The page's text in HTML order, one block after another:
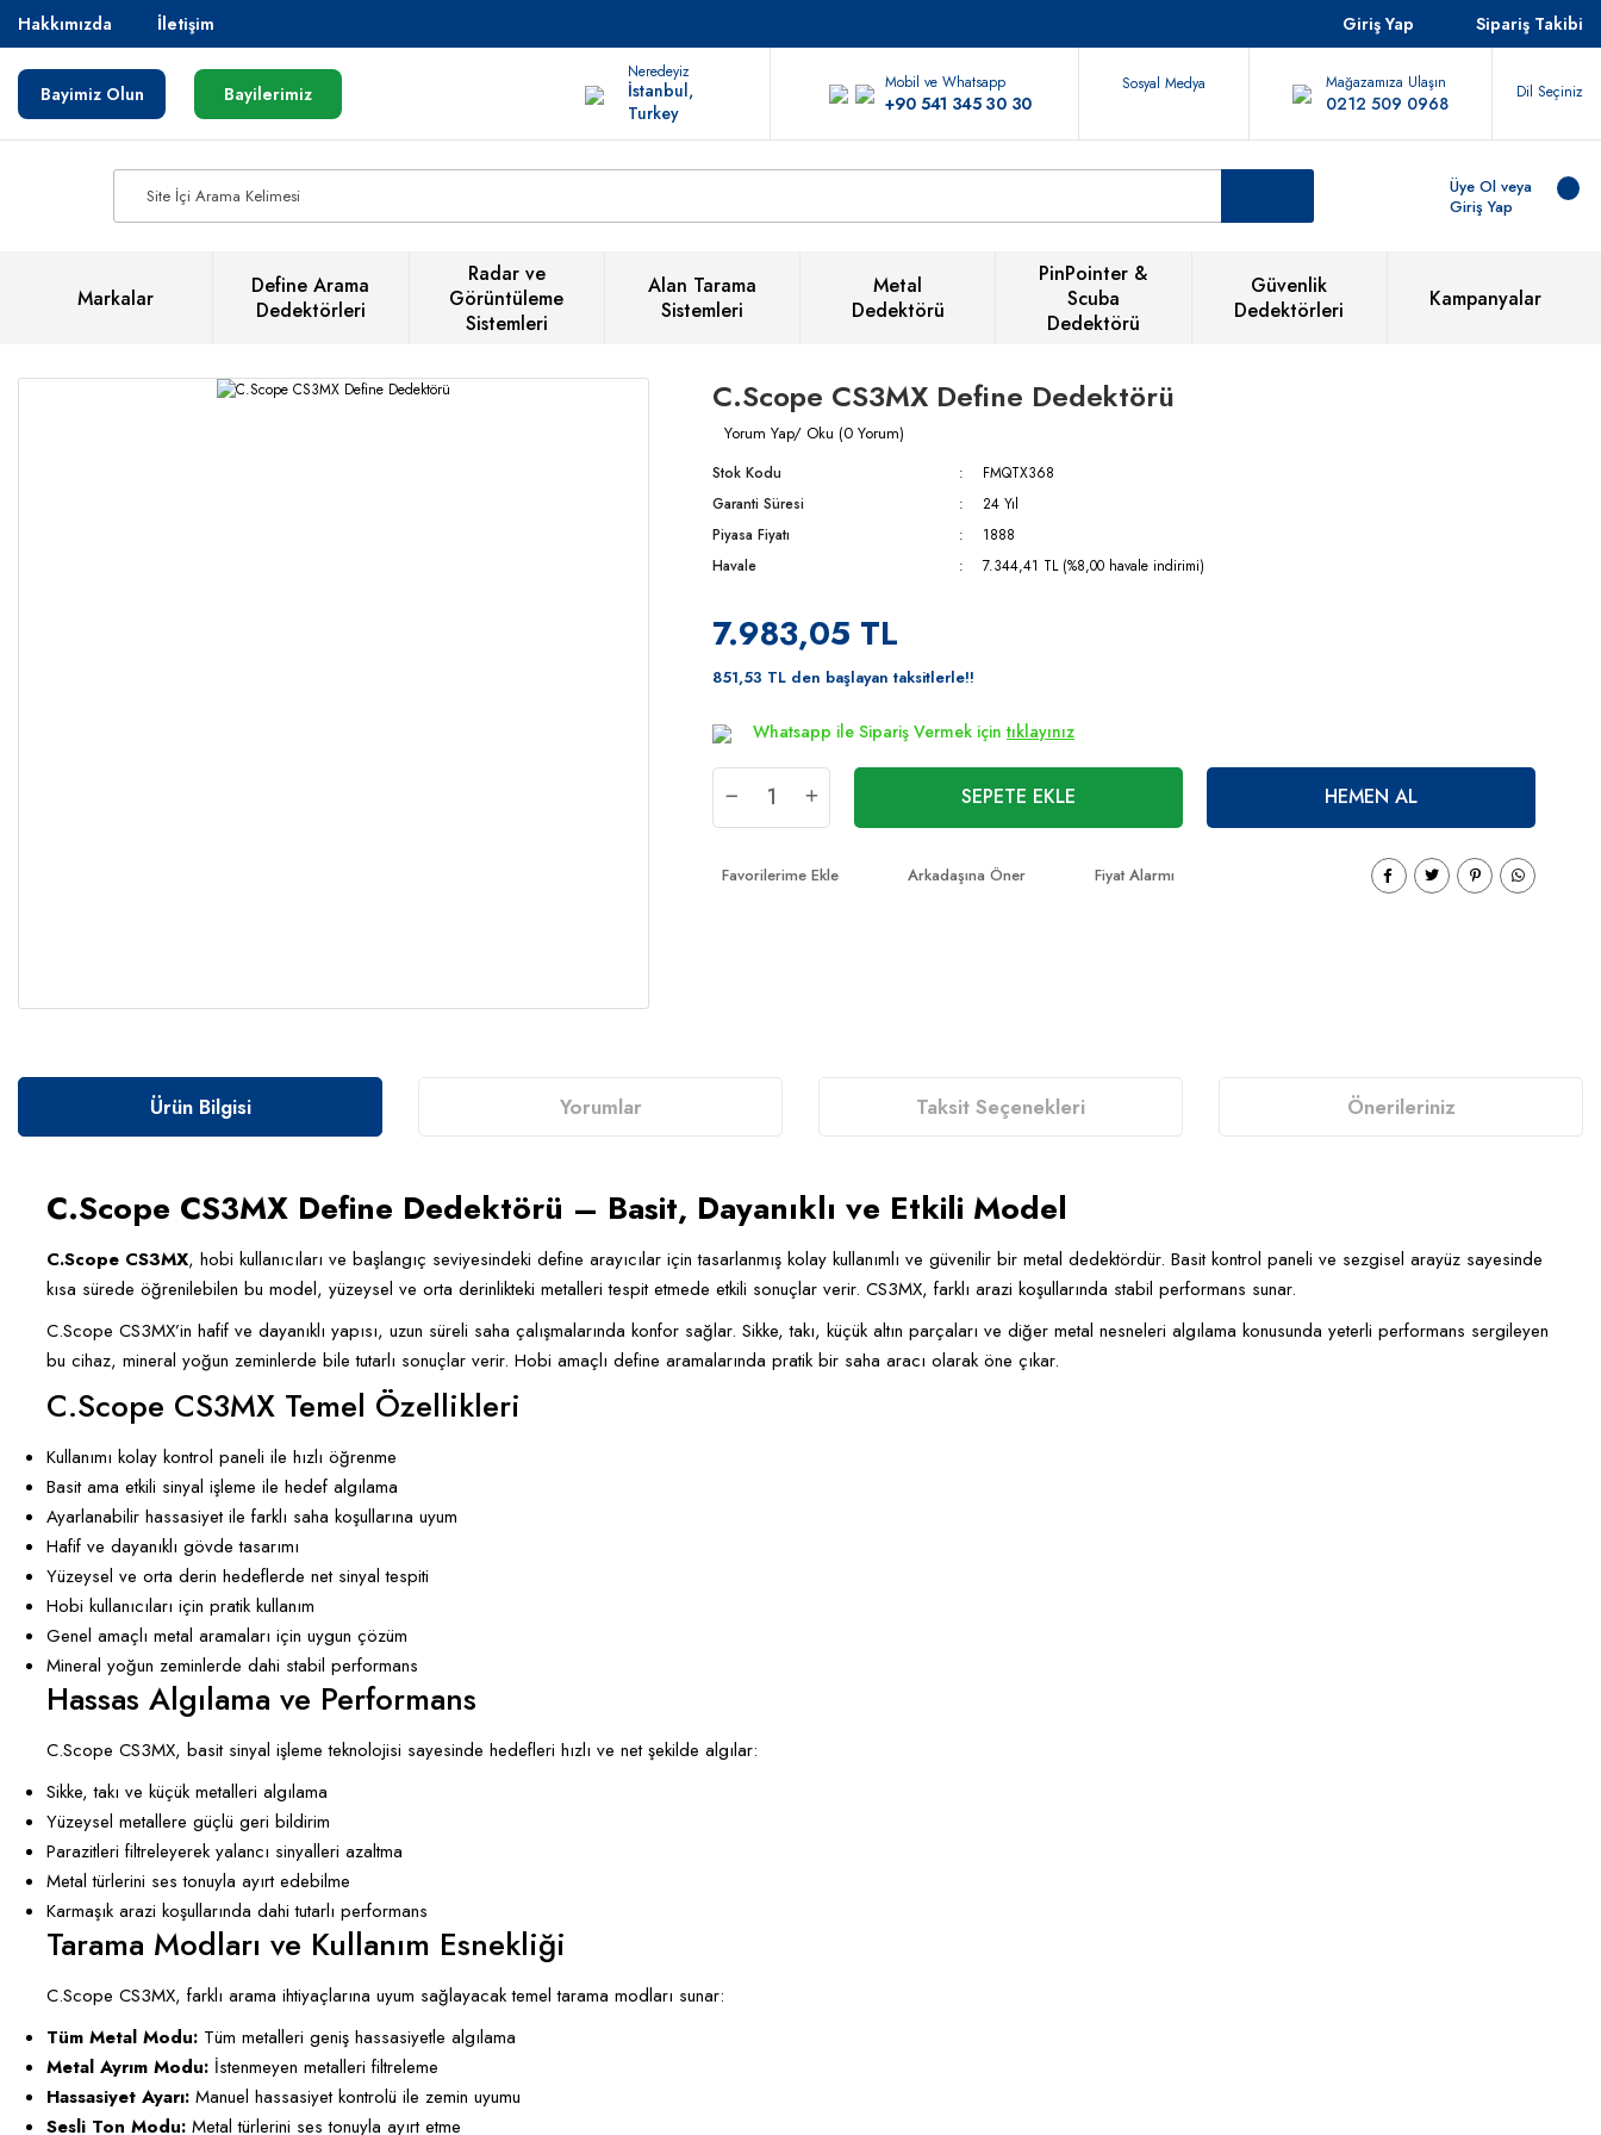
Hakkımızda İletişim Giriş Yap Sipariş Takibi
Bayimiz Olun Bayilerimiz
Neredeyiz
İstanbul,
Turkey
Mobil ve Whatsapp
+90 541 345 30 30
Sosyal Medya Mağazamıza Ulaşın
0212 509 0968 Dil Seçiniz
Üye Ol veya
Giriş Yap
Markalar
Define Arama
Dedektörleri
Radar ve
Görüntüleme
Sistemleri
Alan Tarama
Sistemleri
Metal
Dedektörü
PinPointer &
Scuba
Dedektörü
Güvenlik
Dedektörleri
Kampanyalar
C.Scope CS3MX Define Dedektörü
Yorum Yap/ Oku (0 Yorum)
Stok Kodu
FMQTX368
Garanti Süresi
24 Yıl
Piyasa Fiyatı
1888
Havale
7.344,41 TL (%8,00 havale indirimi)
7.983,05 TL
851,53 TL den başlayan taksitlerle!!
Whatsapp ile Sipariş Vermek için tıklayınız
SEPETE EKLE HEMEN AL
Arkadaşına Öner Fiyat Alarmı
Ürün Bilgisi Yorumlar Taksit Seçenekleri Önerileriniz
C.Scope CS3MX Define Dedektörü – Basit, Dayanıklı ve Etkili Model
C.Scope CS3MX, hobi kullanıcıları ve başlangıç seviyesindeki define arayıcılar için tasarlanmış kolay kullanımlı ve güvenilir bir metal dedektördür. Basit kontrol paneli ve sezgisel arayüz sayesinde
kısa sürede öğrenilebilen bu model, yüzeysel ve orta derinlikteki metalleri tespit etmede etkili sonuçlar verir. CS3MX, farklı arazi koşullarında stabil performans sunar.
C.Scope CS3MX’in hafif ve dayanıklı yapısı, uzun süreli saha çalışmalarında konfor sağlar. Sikke, takı, küçük altın parçaları ve diğer metal nesneleri algılama konusunda yeterli performans sergileyen
bu cihaz, mineral yoğun zeminlerde bile tutarlı sonuçlar verir. Hobi amaçlı define aramalarında pratik bir saha aracı olarak öne çıkar.
C.Scope CS3MX Temel Özellikleri
Kullanımı kolay kontrol paneli ile hızlı öğrenme
Basit ama etkili sinyal işleme ile hedef algılama
Ayarlanabilir hassasiyet ile farklı saha koşullarına uyum
Hafif ve dayanıklı gövde tasarımı
Yüzeysel ve orta derin hedeflerde net sinyal tespiti
Hobi kullanıcıları için pratik kullanım
Genel amaçlı metal aramaları için uygun çözüm
Mineral yoğun zeminlerde dahi stabil performans
Hassas Algılama ve Performans
C.Scope CS3MX, basit sinyal işleme teknolojisi sayesinde hedefleri hızlı ve net şekilde algılar:
Sikke, takı ve küçük metalleri algılama
Yüzeysel metallere güçlü geri bildirim
Parazitleri filtreleyerek yalancı sinyalleri azaltma
Metal türlerini ses tonuyla ayırt edebilme
Karmaşık arazi koşullarında dahi tutarlı performans
Tarama Modları ve Kullanım Esnekliği
C.Scope CS3MX, farklı arama ihtiyaçlarına uyum sağlayacak temel tarama modları sunar:
Tüm Metal Modu: Tüm metalleri geniş hassasiyetle algılama
Metal Ayrım Modu: İstenmeyen metalleri filtreleme
Hassasiyet Ayarı: Manuel hassasiyet kontrolü ile zemin uyumu
Sesli Ton Modu: Metal türlerini ses tonuyla ayırt etme